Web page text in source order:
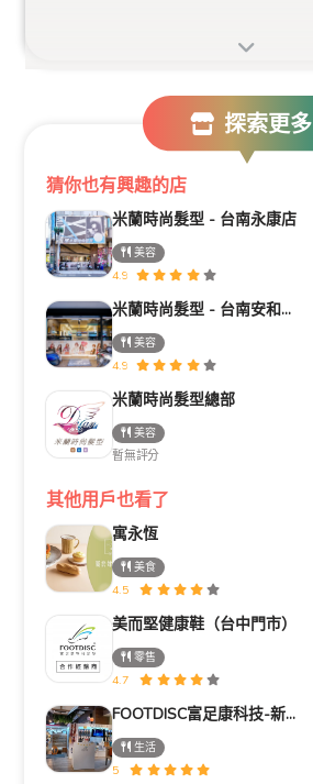
探索更多
猜你也有興趣的店
米蘭時尚髮型 - 台南永康店
美容
4.9
米蘭時尚髮型 - 台南安和二店
美容
4.9
米蘭時尚髮型總部
美容
暫無評分
其他用戶也看了
寓永恆
美食
4.5
美而堅健康鞋（台中門市）
零售
4.7
FOOTDISC富足康科技-新光三越-西門店
生活
5